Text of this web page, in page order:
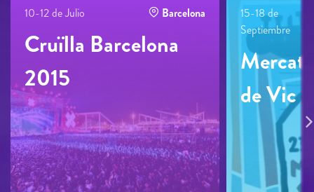
10-12 de Julio Barcelona
Cruïlla Barcelona
2015
15-18 de
Septiembre
Mercat
de Vic